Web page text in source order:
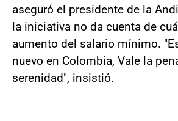
aseguró el presidente de la
la iniciativa no da cuenta de
aumento del salario mínimo.
nuevo en Colombia, Vale la
serenidad", insistió.